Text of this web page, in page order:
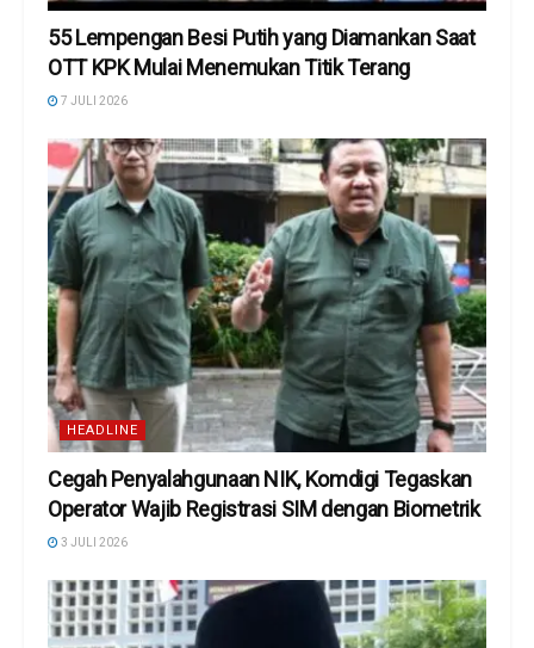
55 Lempengan Besi Putih yang Diamankan Saat
OTT KPK Mulai Menemukan Titik Terang
7 JULI 2026
HEADLINE
Cegah Penyalahgunaan NIK, Komdigi Tegaskan
Operator Wajib Registrasi SIM dengan Biometrik
3 JULI 2026